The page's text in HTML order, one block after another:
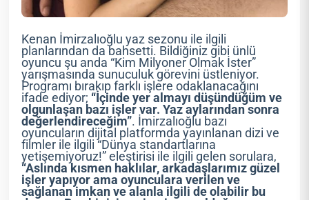
Kenan İmirzalıoğlu yaz sezonu ile ilgili
planlarından da bahsetti. Bildiğiniz gibi ünlü
oyuncu şu anda “Kim Milyoner Olmak İster”
yarışmasında sunuculuk görevini üstleniyor.
Programı bırakıp farklı işlere odaklanacağını
ifade ediyor; “İçinde yer almayı düşündüğüm ve
olgunlaşan bazı işler var. Yaz aylarından sonra
değerlendireceğim”. İmirzalıoğlu bazı
oyuncuların dijital platformda yayınlanan dizi ve
filmler ile ilgili “Dünya standartlarına
yetişemiyoruz!” eleştirisi ile ilgili gelen sorulara,
“Aslında kısmen haklılar, arkadaşlarımız güzel
işler yapıyor ama oyunculara verilen ve
sağlanan imkan ve alanla ilgili de olabilir bu